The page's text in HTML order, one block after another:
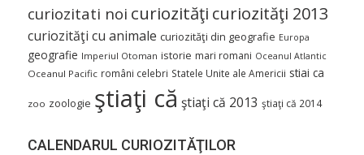
curiozitati noi curiozităţi curiozităţi 2013
curiozităţi cu animale curiozităţi din geografie Europa
geografie Imperiul Otoman istorie mari romani Oceanul Atlantic
Oceanul Pacific români celebri Statele Unite ale Americii stiai ca
zoo zoologie ştiaţi că ştiaţi că 2013 ştiaţi că 2014
CALENDARUL CURIOZITĂŢILOR